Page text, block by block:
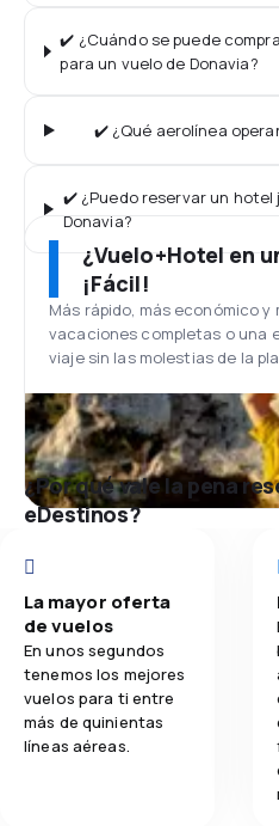
✔️ ¿Cuándo se puede
para un vuelo de Donavia?
✔️ ¿Qué aerolínea
✔️ ¿Puedo reservar un
Donavia?
¿Vuelo+Hotel en
¡Fácil!
Más rápido, más económico
vacaciones completas o una
viaje sin las molestias de la
¿Por qué vale la pena
eDestinos?
La mayor oferta
de vuelos
En unos segundos
tenemos los mejores
vuelos para ti entre
más de quinientas
líneas aéreas.